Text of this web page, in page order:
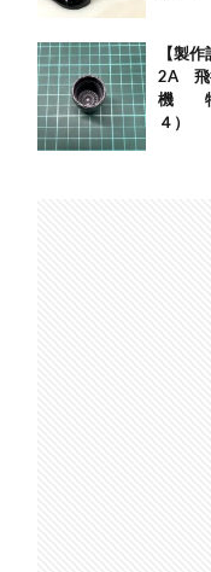
【製
2A 飛
機 特
４）